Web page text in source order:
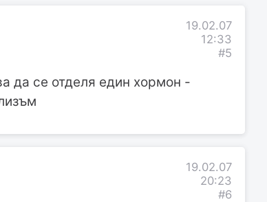
19.02.07
12:33
#5
да се отделя един хормон -
19.02.07
20:23
#6